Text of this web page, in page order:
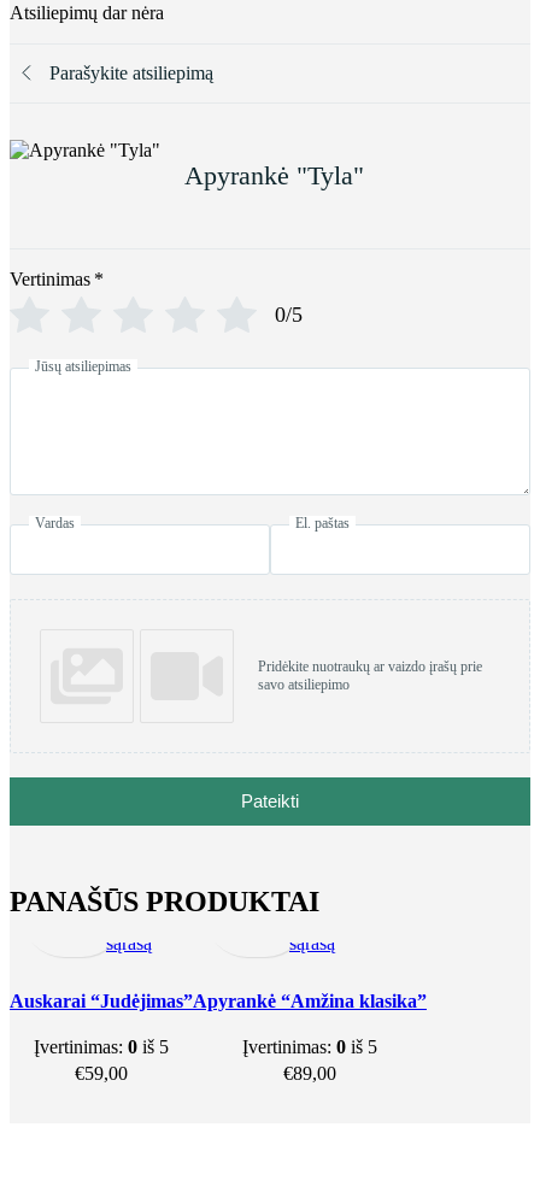
Atsiliepimų dar nėra
Parašykite atsiliepimą
Apyrankė "Tyla"
Vertinimas *
0/5
Jūsų atsiliepimas
Vardas El. paštas
Pridėkite nuotraukų ar vaizdo įrašų prie
savo atsiliepimo
Pateikti
PANAŠŪS PRODUKTAI
krepšelįperžiūraį
norų
sąrašą
Auskarai “Judėjimas”
Įvertinimas: 0 iš 5
€59,00
krepšelįperžiūra į
norų
sąrašą
Apyrankė “Amžina klasika”
Įvertinimas: 0 iš 5
€89,00